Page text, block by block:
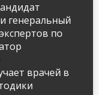
генеральный
по
врачей в